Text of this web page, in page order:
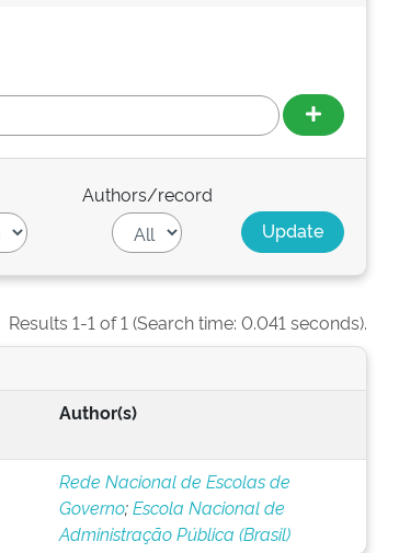
Authors/record
Results 1-1 of 1 (Search time: 0.041 seconds).
Author(s)
Rede Nacional de Escolas de
Governo;Escola Nacional de
Administração Pública (Brasil)